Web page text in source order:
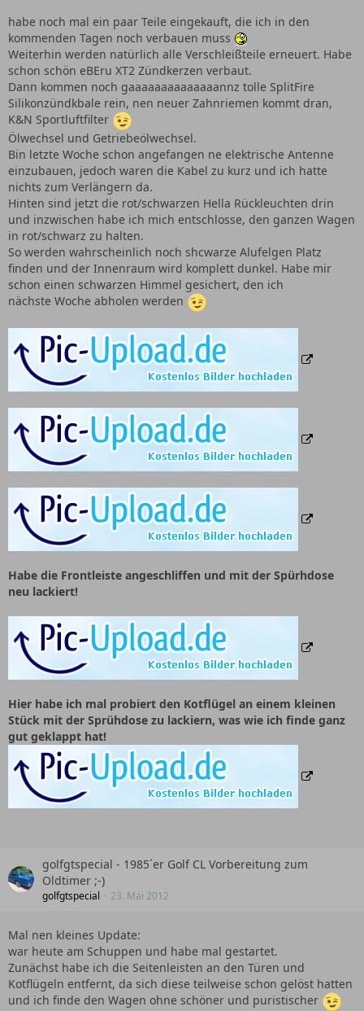
habe noch mal ein paar Teile eingekauft, die ich in den
kommenden Tagen noch verbauen muss
Weiterhin werden natürlich alle Verschleißteile erneuert. Habe
schon schön eBEru XT2 Zündkerzen verbaut.
Dann kommen noch gaaaaaaaaaaaaaannz tolle SplitFire
Silikonzündkbale rein, nen neuer Zahnriemen kommt dran,
K&N Sportluftfilter
Ölwechsel und Getriebeölwechsel.
Bin letzte Woche schon angefangen ne elektrische Antenne
einzubauen, jedoch waren die Kabel zu kurz und ich hatte
nichts zum Verlängern da.
Hinten sind jetzt die rot/schwarzen Hella Rückleuchten drin
und inzwischen habe ich mich entschlosse, den ganzen Wagen
in rot/schwarz zu halten.
So werden wahrscheinlich noch shcwarze Alufelgen Platz
finden und der Innenraum wird komplett dunkel. Habe mir
schon einen schwarzen Himmel gesichert, den ich
nächste Woche abholen werden
Habe die Frontleiste angeschliffen und mit der Spürhdose
neu lackiert!
Hier habe ich mal probiert den Kotflügel an einem kleinen
Stück mit der Sprühdose zu lackiern, was wie ich finde ganz
gut geklappt hat!
golfgtspecial - 1985´er Golf CL Vorbereitung zum
Oldtimer ;-)
golfgtspecial 23. Mai 2012
Mal nen kleines Update:
war heute am Schuppen und habe mal gestartet.
Zunächst habe ich die Seitenleisten an den Türen und
Kotflügeln entfernt, da sich diese teilweise schon gelöst hatten
und ich finde den Wagen ohne schöner und puristischer